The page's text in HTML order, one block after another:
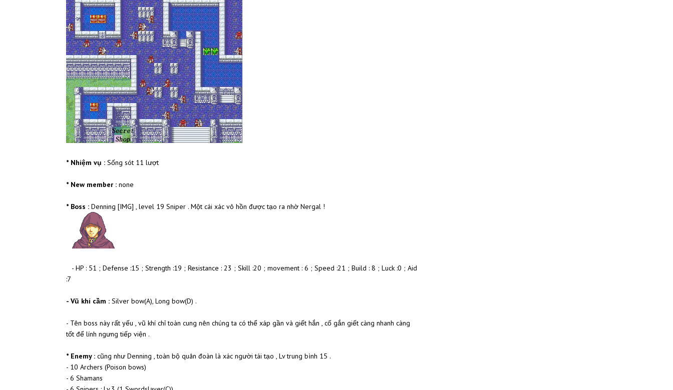
* Nhiệm vụ : Sống sót 11 lượt
* New member : none
* Boss : Denning [​IMG] , level 19 Sniper . Một cái xác vô hồn được tạo ra nhờ Nergal !
- HP : 51 ; Defense :15 ; Strength :19 ; Resistance : 23 ; Skill :20 ; movement : 6 ; Speed :21 ; Build : 8 ; Luck :0 ; Aid
:7
- Vũ khí cầm : Silver bow(A), Long bow(D) .
- Tên boss này rất yếu , vũ khí chỉ toàn cung nên chúng ta có thể xáp gần và giết hắn , cố gắn giết càng nhanh càng
tốt để lính ngưng tiếp viện .
* Enemy : cũng như Denning , toàn bộ quân đoàn là xác người tái tạo , Lv trung bình 15 .
- 10 Archers (Poison bows)
- 6 Shamans